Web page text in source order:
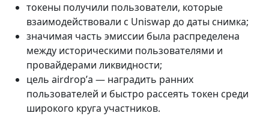
токены получили пользователи, которые
взаимодействовали с Uniswap до даты снимка;
значимая часть эмиссии была распределена
между историческими пользователями и
провайдерами ликвидности;
цель airdrop’а — наградить ранних
пользователей и быстро рассеять токен среди
широкого круга участников.